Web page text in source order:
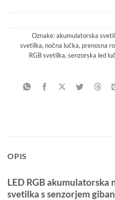
Oznake:akumulatorska
svetilka, nočna lučka, prenosna
RGB svetilka, senzorska led luč
OPIS
LED RGB akumulatorska
svetilka s senzorjem